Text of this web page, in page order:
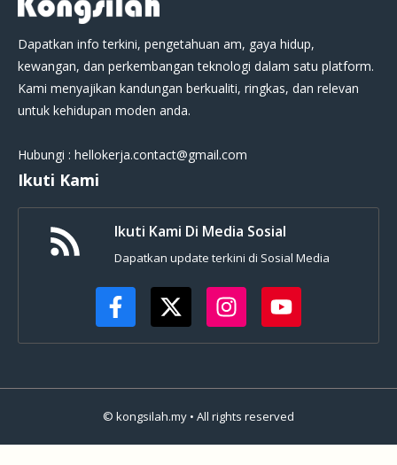
Dapatkan info terkini, pengetahuan am, gaya hidup,
kewangan, dan perkembangan teknologi dalam satu platform.
Kami menyajikan kandungan berkualiti, ringkas, dan relevan
untuk kehidupan moden anda.
Hubungi : hellokerja.contact@gmail.com
Ikuti Kami
Ikuti Kami Di Media Sosial
Dapatkan update terkini di Sosial Media
© kongsilah.my • All rights reserved